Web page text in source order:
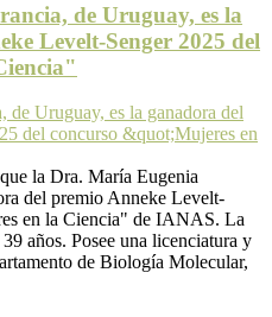
de Uruguay, es la
Levelt-Senger 2025 del
la Dra. María Eugenia
del premio Anneke Levelt-
en la Ciencia" de IANAS. La
años. Posee una licenciatura y
de Biología Molecular,